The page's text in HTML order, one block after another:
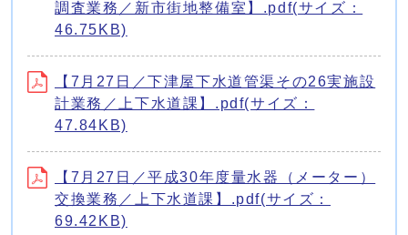
調査業務／新市街地整備室】.pdf(サイズ：
46.75KB)
【7月27日／下津屋下水道管渠その26実施設
計業務／上下水道課】.pdf(サイズ：
47.84KB)
【7月27日／平成30年度量水器（メーター）
交換業務／上下水道課】.pdf(サイズ：
69.42KB)